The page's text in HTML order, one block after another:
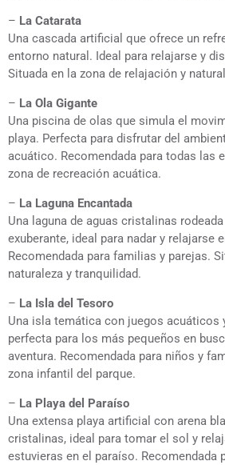
– La Catarata
Una cascada artificial que ofrece un
entorno natural. Ideal para relajarse y
Situada en la zona de relajación y
– La Ola Gigante
Una piscina de olas que simula el
playa. Perfecta para disfrutar del
acuático. Recomendada para todas las
zona de recreación acuática.
– La Laguna Encantada
Una laguna de aguas cristalinas
exuberante, ideal para nadar y relajarse
Recomendada para familias y parejas.
naturaleza y tranquilidad.
– La Isla del Tesoro
Una isla temática con juegos acuáticos
perfecta para los más pequeños en
aventura. Recomendada para niños y
zona infantil del parque.
– La Playa del Paraíso
Una extensa playa artificial con arena
cristalinas, ideal para tomar el sol y
estuvieras en el paraíso. Recomendada